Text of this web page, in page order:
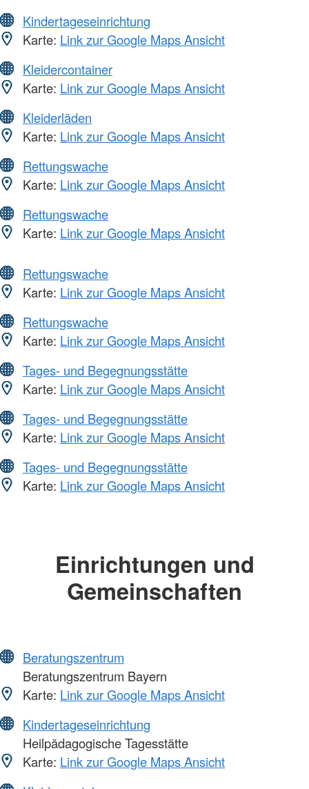
Kindertageseinrichtung
Karte: Link zur Google Maps Ansicht
Kleidercontainer
Karte: Link zur Google Maps Ansicht
Kleiderläden
Karte: Link zur Google Maps Ansicht
Rettungswache
Karte: Link zur Google Maps Ansicht
Rettungswache
Karte: Link zur Google Maps Ansicht
Rettungswache
Karte: Link zur Google Maps Ansicht
Rettungswache
Karte: Link zur Google Maps Ansicht
Tages- und Begegnungsstätte
Karte: Link zur Google Maps Ansicht
Tages- und Begegnungsstätte
Karte: Link zur Google Maps Ansicht
Tages- und Begegnungsstätte
Karte: Link zur Google Maps Ansicht
Einrichtungen und
Gemeinschaften
Beratungszentrum
Beratungszentrum Bayern
Karte: Link zur Google Maps Ansicht
Kindertageseinrichtung
Heilpädagogische Tagesstätte
Karte: Link zur Google Maps Ansicht